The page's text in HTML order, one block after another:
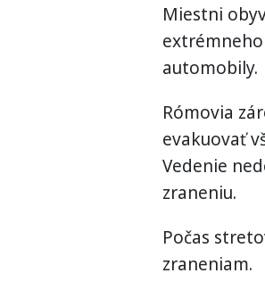
Miestni
automobily.
Rómovia
evakuovať
Vedenie
zraneniu.
Počas
zraneniam.